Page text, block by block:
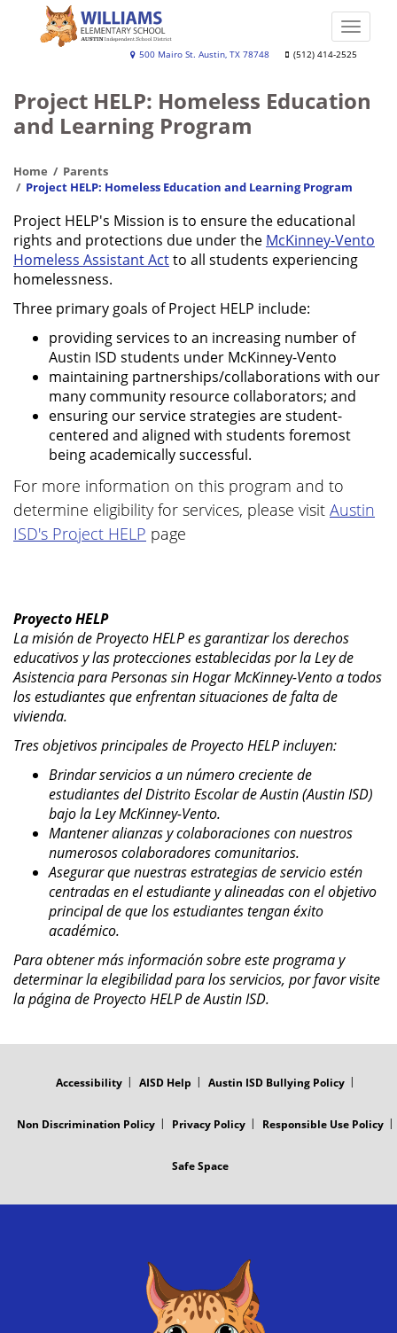
School
500 Mairo St. Austin, TX 78748 (512) 414-2525
Toggle
Project HELP: Homeless Education
and Learning Program
Home
Parents
Project HELP: Homeless Education and Learning Program
Project HELP's Mission is to ensure the educational
rights and protections due under the McKinney-Vento
Homeless Assistant Actto all students experiencing
homelessness.
Three primary goals of Project HELP include:
providing services to an increasing number of
Austin ISD students under McKinney-Vento
maintaining partnerships/collaborations with our
many community resource collaborators; and
ensuring our service strategies are student-
centered and aligned with students foremost
being academically successful.
For more information on this program and to
determine eligibility for services, please visit Austin
ISD's Project HELP page
Proyecto HELP
La misión de Proyecto HELP es garantizar los derechos
educativos y las protecciones establecidas por la Ley de
Asistencia para Personas sin Hogar McKinney-Vento a todos
los estudiantes que enfrentan situaciones de falta de
vivienda.
Tres objetivos principales de Proyecto HELP incluyen:
Brindar servicios a un número creciente de
estudiantes del Distrito Escolar de Austin (Austin ISD)
bajo la Ley McKinney-Vento.
Mantener alianzas y colaboraciones con nuestros
numerosos colaboradores comunitarios.
Asegurar que nuestras estrategias de servicio estén
centradas en el estudiante y alineadas con el objetivo
principal de que los estudiantes tengan éxito
académico.
Para obtener más información sobre este programa y
determinar la elegibilidad para los servicios, por favor visite
la página de Proyecto HELP de Austin ISD.
Accessibility AISD Help Austin ISD Bullying Policy
Non Discrimination Policy Privacy Policy Responsible Use Policy
Safe Space